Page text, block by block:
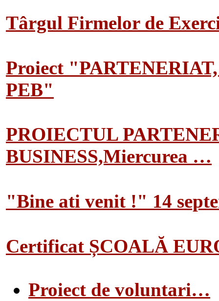
Târgul Firmelor de
Proiect
PEB"
PROIECTUL
BUSINESS,Miercurea …
"Bine ati venit !" 14
Certificat ȘCOALĂ
Proiect de voluntari…